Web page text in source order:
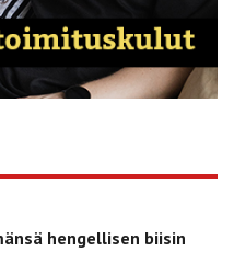
hengellisen biisin